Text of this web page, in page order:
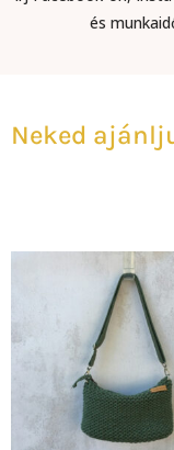
és
Neked